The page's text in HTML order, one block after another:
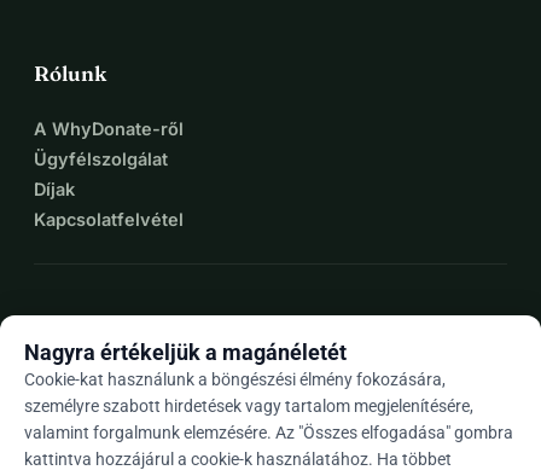
Rólunk
A WhyDonate-ről
Ügyfélszolgálat
Díjak
Kapcsolatfelvétel
Huarrow_drop_down
Nagyra értékeljük a magánéletét
Cookie-kat használunk a böngészési élmény fokozására,
személyre szabott hirdetések vagy tartalom megjelenítésére,
valamint forgalmunk elemzésére. Az "Összes elfogadása" gombra
kattintva hozzájárul a cookie-k használatához. Ha többet